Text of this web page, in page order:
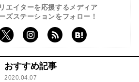
エイターを応援するメディア
ズステーションをフォロー！
おすすめ記事
2020.04.07